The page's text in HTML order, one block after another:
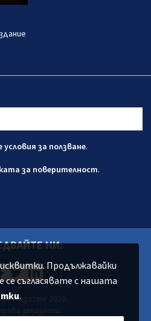
за ползване.
за поверителност.
НИ:
Magazine 2026.
Продължавайки
се съгласявате с нашата
.